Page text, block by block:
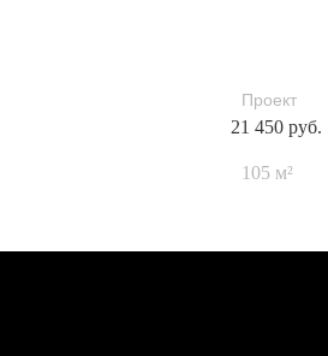
Проект
21 450 руб.
105 м²